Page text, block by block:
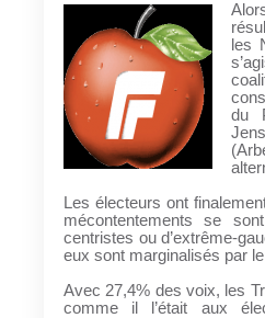
les
du
Les électeurs ont
mécontentements se
centristes ou d’extrême-
eux sont marginalisés par
Avec 27,4% des voix, les
comme il l’était aux